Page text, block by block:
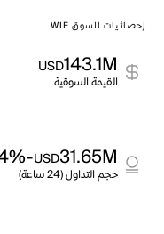
إحصائيات السوق WIF
143.1M
USD
القيمة السوقية
31.65M
USD
-10.34%
حجم التداول (24 ساعة)